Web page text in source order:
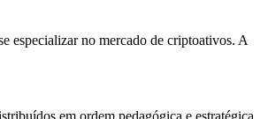
especializar no mercado de criptoativos. A
em ordem pedagógica e estratégica